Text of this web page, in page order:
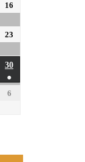
16
23
30
●
6